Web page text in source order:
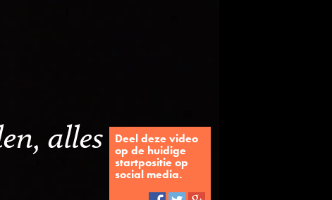
alles
Deel deze video
op de huidige
startpositie op
social media.